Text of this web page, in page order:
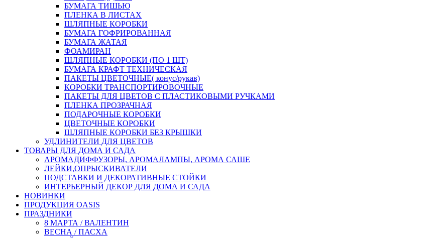
БУМАГА ТИШЬЮ
ПЛЕНКА В ЛИСТАХ
ШЛЯПНЫЕ КОРОБКИ
БУМАГА ГОФРИРОВАННАЯ
БУМАГА ЖАТАЯ
ФОАМИРАН
ШЛЯПНЫЕ КОРОБКИ (ПО 1 ШТ)
БУМАГА КРАФТ ТЕХНИЧЕСКАЯ
ПАКЕТЫ ЦВЕТОЧНЫЕ( конус/рукав)
КОРОБКИ ТРАНСПОРТИРОВОЧНЫЕ
ПАКЕТЫ ДЛЯ ЦВЕТОВ С ПЛАСТИКОВЫМИ РУЧКАМИ
ПЛЕНКА ПРОЗРАЧНАЯ
ПОДАРОЧНЫЕ КОРОБКИ
ЦВЕТОЧНЫЕ КОРОБКИ
ШЛЯПНЫЕ КОРОБКИ БЕЗ КРЫШКИ
УДЛИНИТЕЛИ ДЛЯ ЦВЕТОВ
ТОВАРЫ ДЛЯ ДОМА И САДА
АРОМАДИФФУЗОРЫ, АРОМАЛАМПЫ, АРОМА САШЕ
ЛЕЙКИ,ОПРЫСКИВАТЕЛИ
ПОДСТАВКИ И ДЕКОРАТИВНЫЕ СТОЙКИ
ИНТЕРЬЕРНЫЙ ДЕКОР ДЛЯ ДОМА И САДА
НОВИНКИ
ПРОДУКЦИЯ OASIS
ПРАЗДНИКИ
8 МАРТА / ВАЛЕНТИН
ВЕСНА / ПАСХА